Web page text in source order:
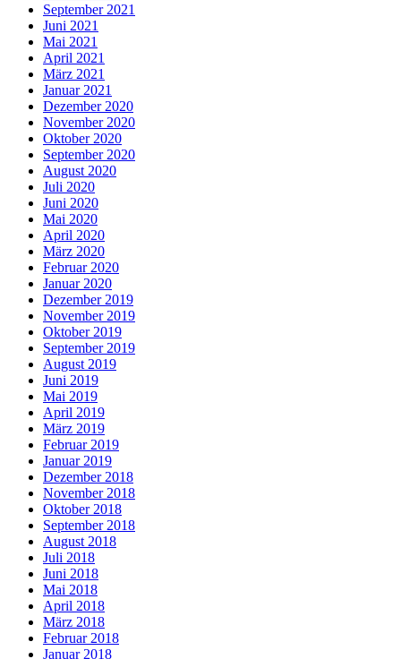
September 2021
Juni 2021
Mai 2021
April 2021
März 2021
Januar 2021
Dezember 2020
November 2020
Oktober 2020
September 2020
August 2020
Juli 2020
Juni 2020
Mai 2020
April 2020
März 2020
Februar 2020
Januar 2020
Dezember 2019
November 2019
Oktober 2019
September 2019
August 2019
Juni 2019
Mai 2019
April 2019
März 2019
Februar 2019
Januar 2019
Dezember 2018
November 2018
Oktober 2018
September 2018
August 2018
Juli 2018
Juni 2018
Mai 2018
April 2018
März 2018
Februar 2018
Januar 2018